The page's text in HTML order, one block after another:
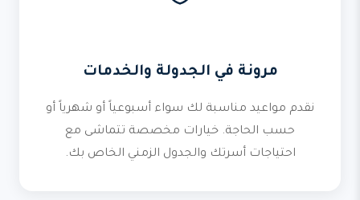
مرونة في الجدولة والخدمات
نقدم مواعيد مناسبة لك سواء أسبوعياً أو شهرياً أو
حسب الحاجة. خيارات مخصصة تتماشى مع
احتياجات أسرتك والجدول الزمني الخاص بك.